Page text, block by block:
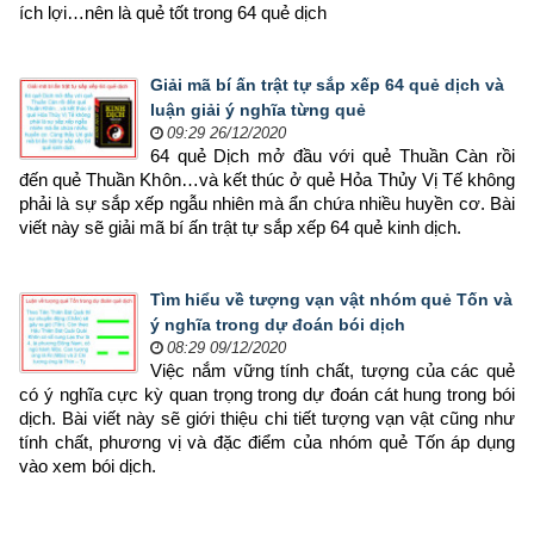
ích lợi…nên là quẻ tốt trong 64 quẻ dịch
Giải mã bí ấn trật tự sắp xếp 64 quẻ dịch và
luận giải ý nghĩa từng quẻ
09:29 26/12/2020
64 quẻ Dịch mở đầu với quẻ Thuần Càn rồi
đến quẻ Thuần Khôn…và kết thúc ở quẻ Hỏa Thủy Vị Tế không
phải là sự sắp xếp ngẫu nhiên mà ẩn chứa nhiều huyền cơ. Bài
viết này sẽ giải mã bí ấn trật tự sắp xếp 64 quẻ kinh dịch.
Tìm hiểu về tượng vạn vật nhóm quẻ Tốn và
ý nghĩa trong dự đoán bói dịch
08:29 09/12/2020
Việc nắm vững tính chất, tượng của các quẻ
có ý nghĩa cực kỳ quan trọng trong dự đoán cát hung trong bói
dịch. Bài viết này sẽ giới thiệu chi tiết tượng vạn vật cũng như
tính chất, phương vị và đặc điểm của nhóm quẻ Tốn áp dụng
vào xem bói dịch.